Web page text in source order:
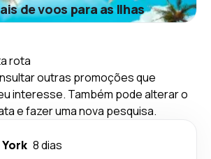
de voos para as Ilhas
rota
outras promoções que
interesse. Também pode alterar o
e fazer uma nova pesquisa.
8 dias